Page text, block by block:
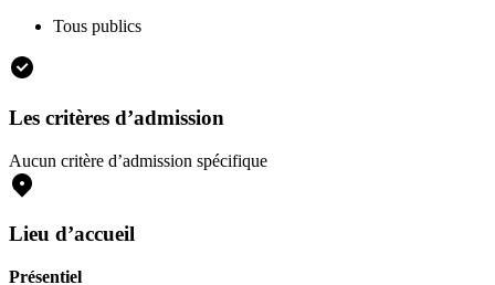
Tous publics
Les critères d’admission
Aucun critère d’admission spécifique
Lieu d’accueil
Présentiel